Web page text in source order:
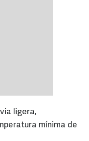
ligera,
mínima de